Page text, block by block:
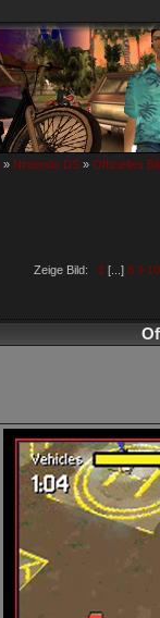
» Nintendo DS » Offizielles
Zeige Bild: 1 [...] 8 9 10